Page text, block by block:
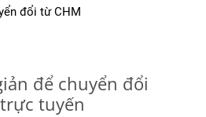
đổi từ CHM
để chuyển đổi
trực tuyến